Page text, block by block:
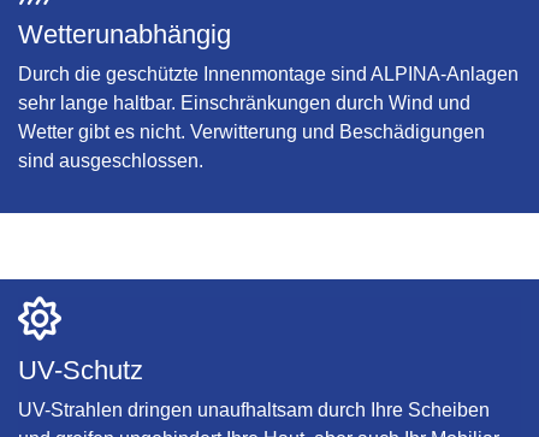
Wetterunabhängig
Durch die geschützte Innenmontage sind ALPINA-Anlagen
sehr lange haltbar. Einschränkungen durch Wind und
Wetter gibt es nicht. Verwitterung und Beschädigungen
sind ausgeschlossen.
UV-Schutz
UV-Strahlen dringen unaufhaltsam durch Ihre Scheiben